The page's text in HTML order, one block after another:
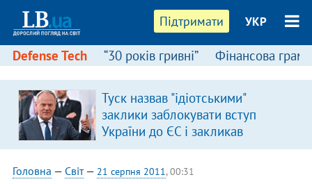
Підтримати УКР
Defense Tech “30 років гривні” Фінансова
Туск назвав "ідіотськими"
заклики заблокувати вступ
України до ЄС і закликав
припинити антиукраїнську
риторику
Головна — Світ— 21 серпня 2011, 00:31